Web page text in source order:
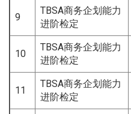
9
TBSA商务企划能力
进阶检定
10
TBSA商务企划能力
进阶检定
11
TBSA商务企划能力
进阶检定